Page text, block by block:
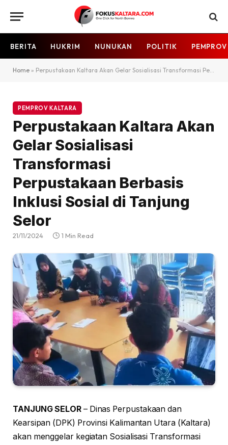
BERITA HUKRIM NUNUKAN POLITIK
Home » Perpustakaan Kaltara Akan Gelar Sosialisasi Transformasi Perpustakaan Berbasis Inklusi Sosial di Tanjung Selor
PEMPROV KALTARA
Perpustakaan Kaltara Akan
Gelar Sosialisasi
Transformasi
Perpustakaan Berbasis
Inklusi Sosial di Tanjung
Selor
21/11/2024 1 Min Read
TANJUNG SELOR– Dinas Perpustakaan dan
Kearsipan (DPK) Provinsi Kalimantan Utara (Kaltara)
akan menggelar kegiatan Sosialisasi Transformasi